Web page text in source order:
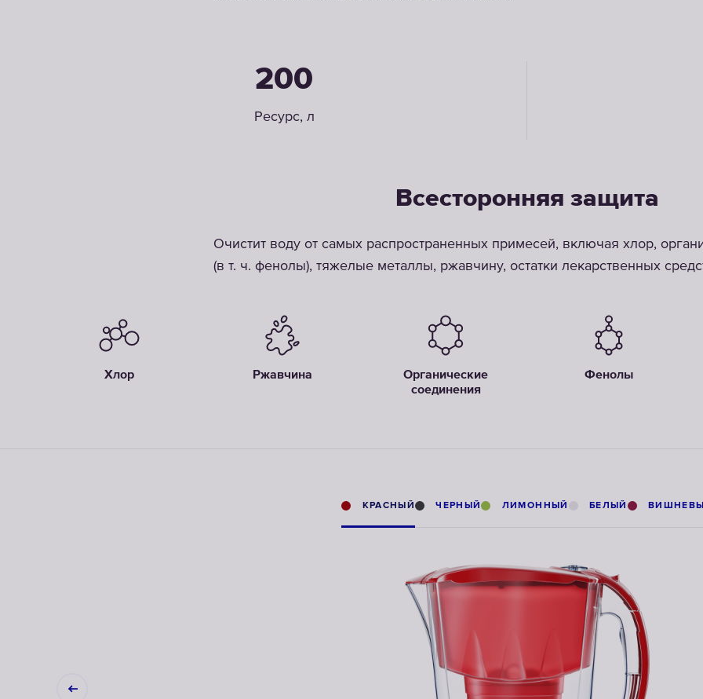
200
Ресурс, л
Всесторонняя защита
Очистит воду от самых распространенных примесей, включая хлор,
(в т. ч. фенолы), тяжелые металлы, ржавчину, остатки лекарственных
Хлор Ржавчина
Органические
соединения
Фенолы
КРАСНЫЙ ЧЕРНЫЙ ЛИМОННЫЙ БЕЛЫЙ